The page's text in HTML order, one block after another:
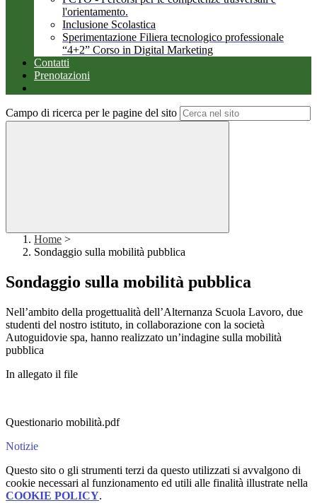
l'orientamento.
Inclusione Scolastica
Sperimentazione Filiera tecnologico professionale
“4+2” Corso in Digital Marketing
Contatti
Prenotazioni
Campo di ricerca per le pagine del sito
Home >
Sondaggio sulla mobilità pubblica
Sondaggio sulla mobilità pubblica
Nell’ambito della progettualità dell’Alternanza Scuola Lavoro, due
studenti del nostro istituto, in collaborazione con la società
Autoguidovie spa, hanno realizzato un’indagine sulla mobilità
pubblica
In allegato il file
Questionario mobilità.pdf
Notizie
Questo sito o gli strumenti terzi da questo utilizzati si avvalgono di
cookie necessari al funzionamento ed utili alle finalità illustrate nella
COOKIE POLICY.